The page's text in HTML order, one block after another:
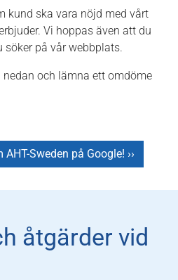
kund ska vara nöjd med vårt
Vi hoppas även att du
på vår webbplats.
och lämna ett omdöme
Sweden på Google! ››
åtgärder vid